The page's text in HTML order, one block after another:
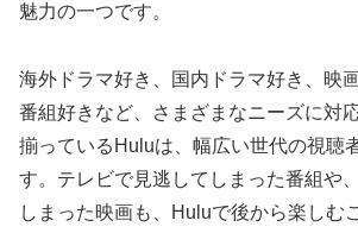
魅力の一つです。
海外ドラマ好き、国内ドラマ好き、映
番組好きなど、さまざまなニーズに対
揃っているHuluは、幅広い世代の視聴
す。テレビで見逃してしまった番組や
しまった映画も、Huluで後から楽しむ